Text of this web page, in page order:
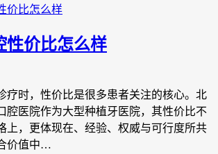
性价比怎么样
疗时，性价比是很多患者关注的核心。北
腔医院作为大型种植牙医院，其性价比不
上，更体现在、经验、权威与可行度所共
价值中…